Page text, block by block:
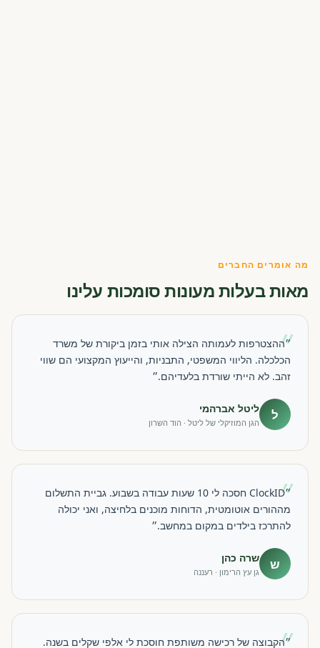
מה אומרים החברים
מאות בעלות מעונות סומכות עלינו
״
״ההצטרפות לעמותה הצילה אותי בזמן ביקורת של משרד
הכלכלה. הליווי המשפטי, התבניות, והייעוץ המקצועי הם שווי
זהב. לא הייתי שורדת בלעדיהם.״
ל ליטל אברהמי
הגן המוזיקלי של ליטל · הוד השרון
״
״ClockID חסכה לי 10 שעות עבודה בשבוע. גביית התשלום
מההורים אוטומטית, הדוחות מוכנים בלחיצה, ואני יכולה
להתרכז בילדים במקום במחשב.״
ש שרה כהן
גן עץ הרימון · רעננה
״הקבוצה של רכישה משותפת חוסכת לי אלפי שקלים בשנה.